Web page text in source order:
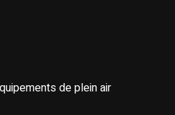
de plein air